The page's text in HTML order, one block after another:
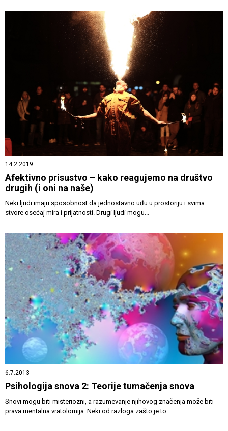
14.2.2019
Afektivno prisustvo – kako reagujemo na društvo
drugih (i oni na naše)
Neki ljudi imaju sposobnost da jednostavno uđu u prostoriju i svima
stvore osećaj mira i prijatnosti. Drugi ljudi mogu...
6.7.2013
Psihologija snova 2: Teorije tumačenja snova
Snovi mogu biti misteriozni, a razumevanje njihovog značenja može biti
prava mentalna vratolomija. Neki od razloga zašto je to...